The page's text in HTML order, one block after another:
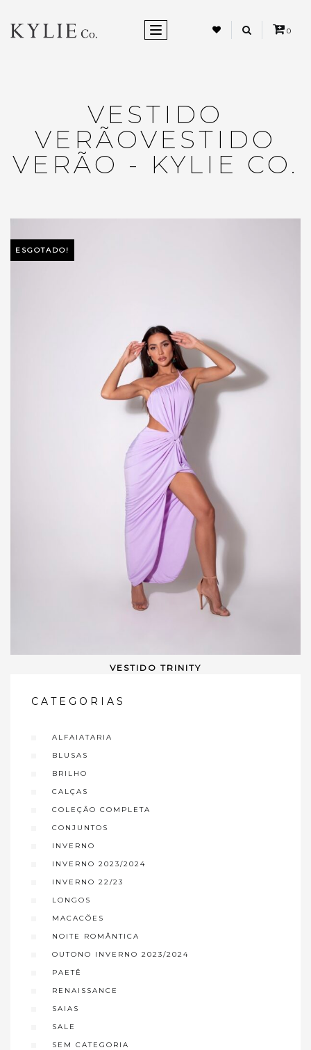
ALTERNAR NEVEGAÇÃO 0
VESTIDO
VERÃOVESTIDO
VERÃO - KYLIE CO.
VER OPÇÕES
ESGOTADO!
VESTIDO TRINITY
CATEGORIAS
ALFAIATARIA
BLUSAS
BRILHO
CALÇAS
COLEÇÃO COMPLETA
CONJUNTOS
INVERNO
INVERNO 2023/2024
INVERNO 22/23
LONGOS
MACACÕES
NOITE ROMÂNTICA
OUTONO INVERNO 2023/2024
PAETÊ
RENAISSANCE
SAIAS
SALE
SEM CATEGORIA